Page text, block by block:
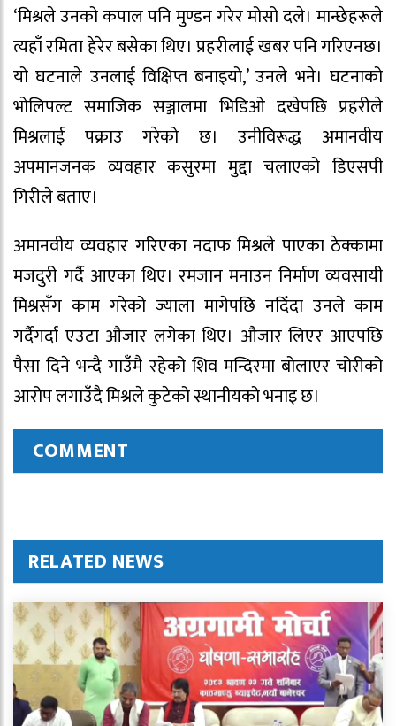
‘मिश्रले उनको कपाल पनि मुण्डन गरेर मोसो दले। मान्छेहरूले
त्यहाँ रमिता हेरेर बसेका थिए। प्रहरीलाई खबर पनि गरिएनछ।
यो घटनाले उनलाई विक्षिप्त बनाइयो,’ उनले भने। घटनाको
भोलिपल्ट समाजिक सञ्जालमा भिडिओ दखेपछि प्रहरीले
मिश्रलाई पक्राउ गरेको छ। उनीविरूद्ध अमानवीय
अपमानजनक व्यवहार कसुरमा मुद्दा चलाएको डिएसपी
गिरीले बताए।
अमानवीय व्यवहार गरिएका नदाफ मिश्रले पाएका ठेक्कामा
मजदुरी गर्दै आएका थिए। रमजान मनाउन निर्माण व्यवसायी
मिश्रसँग काम गरेको ज्याला मागेपछि नदिँदा उनले काम
गर्दैगर्दा एउटा औजार लगेका थिए। औजार लिएर आएपछि
पैसा दिने भन्दै गाउँमै रहेको शिव मन्दिरमा बोलाएर चोरीको
आरोप लगाउँदै मिश्रले कुटेको स्थानीयको भनाइ छ।
COMMENT
RELATED NEWS